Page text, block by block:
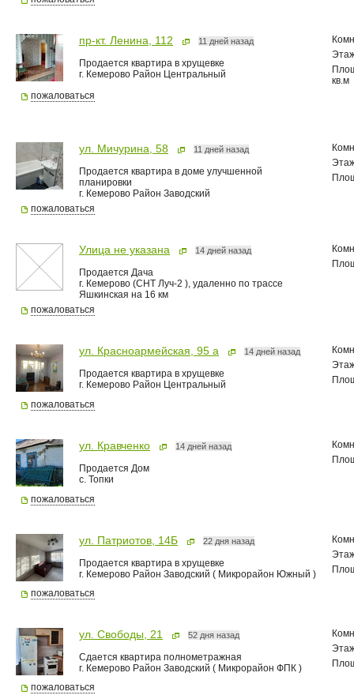
пр-кт. Ленина, 112 11 дней назад
Продается квартира в хрущевке
г. Кемерово Район Центральный
кв.м
пожаловаться
ул. Мичурина, 58 11 дней назад
Продается квартира в доме улучшенной
планировки
г. Кемерово Район Заводский
пожаловаться
Улица не указана 14 дней назад
Продается Дача
г. Кемерово (СНТ Луч-2 ), удаленно по трассе
Яшкинская на 16 км
пожаловаться
ул. Красноармейская, 95 а 14 дней назад
Продается квартира в хрущевке
г. Кемерово Район Центральный
пожаловаться
ул. Кравченко 14 дней назад
Продается Дом
с. Топки
пожаловаться
ул. Патриотов, 14Б 22 дня назад
Продается квартира в хрущевке
г. Кемерово Район Заводский ( Микрорайон Южный )
пожаловаться
ул. Свободы, 21 52 дня назад
Сдается квартира полнометражная
г. Кемерово Район Заводский ( Микрорайон ФПК )
пожаловаться